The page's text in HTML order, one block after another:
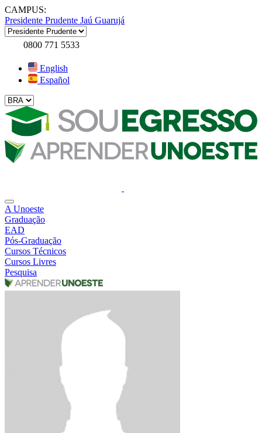
CAMPUS:
Presidente Prudente Jaú Guarujá
0800 771 5533
English
Español
A Unoeste
Graduação
EAD
Pós-Graduação
Cursos Técnicos
Cursos Livres
Pesquisa